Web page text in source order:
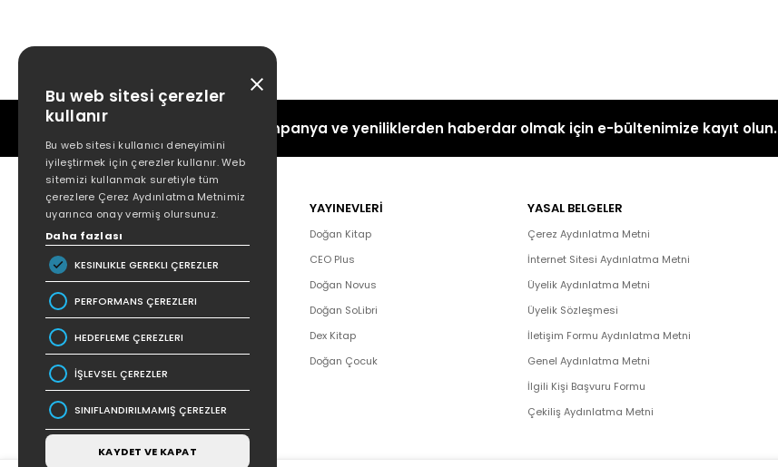
Kampanya ve yeniliklerden haberdar olmak için e-bültenimize kayıt olun.
POPÜLER
Hakkımızda
Yazar Listesi
İletişim
Bizden Haberler
YAYINEVLERİ
Doğan Kitap
CEO Plus
Doğan Novus
Doğan SoLibri
Dex Kitap
Doğan Çocuk
YASAL BELGELER
Çerez Aydınlatma Metni
İnternet Sitesi Aydınlatma Metni
Üyelik Aydınlatma Metni
Üyelik Sözleşmesi
İletişim Formu Aydınlatma Metni
Genel Aydınlatma Metni
İlgili Kişi Başvuru Formu
Çekiliş Aydınlatma Metni
Bu web sitesi çerezler
kullanır
Bu web sitesi kullanıcı deneyimini
iyileştirmek için çerezler kullanır. Web
sitemizi kullanmak suretiyle tüm
çerezlere Çerez Aydınlatma Metnimiz
uyarınca onay vermiş olursunuz.
Daha fazlası
KESINLIKLE GEREKLI ÇEREZLER
PERFORMANS ÇEREZLERI
HEDEFLEME ÇEREZLERI
İŞLEVSEL ÇEREZLER
SINIFLANDIRILMAMIŞ ÇEREZLER
KAYDET VE KAPAT